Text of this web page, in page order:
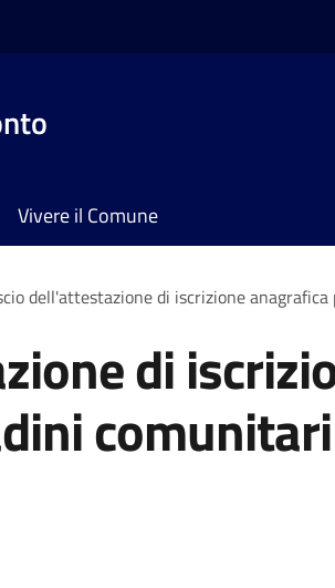
Vivere il Comune
dell'attestazione di iscrizione
di
comunitari